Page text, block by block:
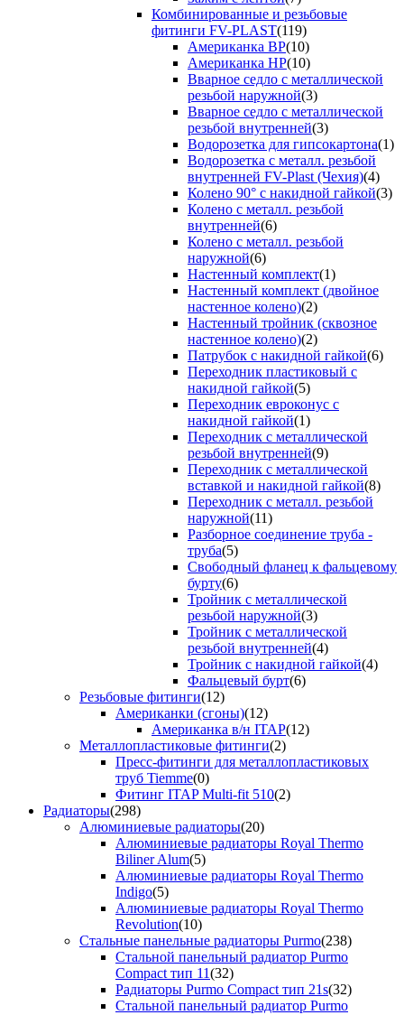
Комбинированные и резьбовые
фитинги FV-PLAST(119)
Американка ВР(10)
Американка НР(10)
Вварное седло с металлической
резьбой наружной(3)
Вварное седло с металлической
резьбой внутренней(3)
Водорозетка для гипсокартона(1)
Водорозетка с металл. резьбой
внутренней FV-Plast (Чехия)(4)
Колено 90° с накидной гайкой(3)
Колено с металл. резьбой
внутренней(6)
Колено с металл. резьбой
наружной(6)
Настенный комплект(1)
Настенный комплект (двойное
настенное колено)(2)
Настенный тройник (сквозное
настенное колено)(2)
Патрубок с накидной гайкой(6)
Переходник пластиковый с
накидной гайкой(5)
Переходник евроконус с
накидной гайкой(1)
Переходник с металлической
резьбой внутренней(9)
Переходник с металлической
вставкой и накидной гайкой(8)
Переходник с металл. резьбой
наружной(11)
Разборное соединение труба -
труба(5)
Свободный фланец к фальцевому
бурту(6)
Тройник с металлической
резьбой наружной(3)
Тройник с металлической
резьбой внутренней(4)
Тройник с накидной гайкой(4)
Фальцевый бурт(6)
Резьбовые фитинги(12)
Американки (сгоны)(12)
Американка в/н ITAP(12)
Металлопластиковые фитинги(2)
Пресс-фитинги для металлопластиковых
труб Tiemme(0)
Фитинг ITAP Multi-fit 510(2)
Радиаторы(298)
Алюминиевые радиаторы(20)
Алюминиевые радиаторы Royal Thermo
Biliner Alum(5)
Алюминиевые радиаторы Royal Thermo
Indigo(5)
Алюминиевые радиаторы Royal Thermo
Revolution(10)
Стальные панельные радиаторы Purmo(238)
Стальной панельный радиатор Purmo
Compact тип 11(32)
Радиаторы Purmo Compact тип 21s(32)
Стальной панельный радиатор Purmo